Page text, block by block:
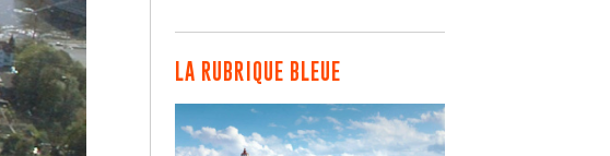
LA RUBRIQUE BLEUE